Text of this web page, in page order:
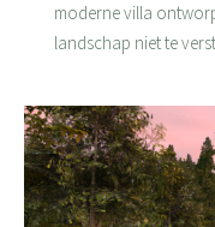
moderne villa
landschap niet te